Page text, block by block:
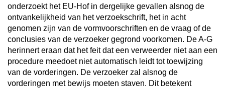
onderzoekt het EU-Hof in dergelijke gevallen alsnog de
ontvankelijkheid van het verzoekschrift, het in acht
genomen zijn van de vormvoorschriften en de vraag of de
conclusies van de verzoeker gegrond voorkomen. De A-G
herinnert eraan dat het feit dat een verweerder niet aan een
procedure meedoet niet automatisch leidt tot toewijzing
van de vorderingen. De verzoeker zal alsnog de
vorderingen met bewijs moeten staven. Dit betekent